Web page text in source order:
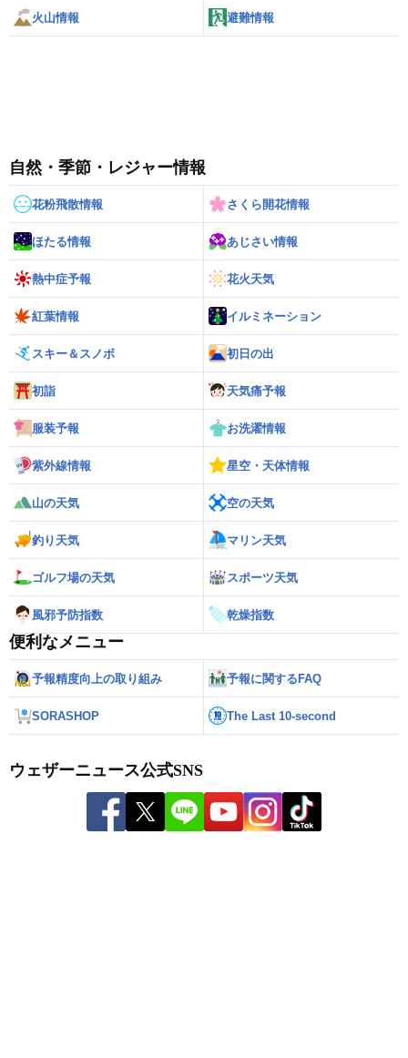
火山情報 避難情報
自然・季節・レジャー情報
花粉飛散情報 さくら開花情報
ほたる情報 あじさい情報
熱中症予報 花火天気
紅葉情報 イルミネーション
スキー＆スノボ 初日の出
初詣 天気痛予報
服装予報 お洗濯情報
紫外線情報 星空・天体情報
山の天気 空の天気
釣り天気 マリン天気
ゴルフ場の天気 スポーツ天気
風邪予防指数 乾燥指数
便利なメニュー
予報精度向上の取り組み 予報に関するFAQ
SORASHOP The Last 10-second
ウェザーニュース公式SNS